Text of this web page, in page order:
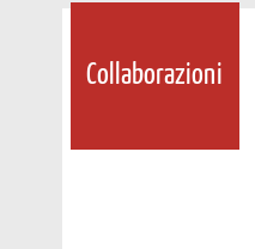
Collaborazioni